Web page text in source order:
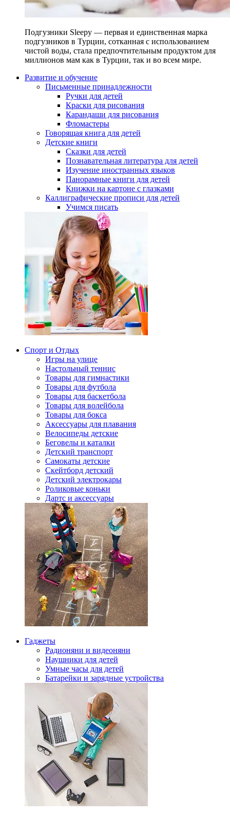
Подгузники Sleepy — первая и единственная марка
подгузников в Турции, сотканная с использованием
чистой воды, стала предпочтительным продуктом для
миллионов мам как в Турции, так и во всем мире.
Развитие и обучение
Письменные принадлежности
Ручки для детей
Краски для рисования
Карандаши для рисования
Фломастеры
Говорящая книга для детей
Детские книги
Сказки для детей
Познавательная литература для детей
Изучение иностранных языков
Панорамные книги для детей
Книжки на картоне с глазками
Каллиграфические прописи для детей
Учимся писать
Спорт и Отдых
Игры на улице
Настольный теннис
Товары для гимнастики
Товары для футбола
Товары для баскетбола
Товары для волейбола
Товары для бокса
Аксессуары для плавания
Велосипеды детские
Беговелы и каталки
Детский транспорт
Самокаты детские
Скейтборд детский
Детский электрокары
Роликовые коньки
Дартс и аксессуары
Гаджеты
Радионяни и видеоняни
Наушники для детей
Умные часы для детей
Батарейки и зарядные устройства